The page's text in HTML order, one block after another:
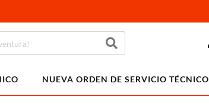
NUEVA ORDEN DE SERVICIO TÉCNICO